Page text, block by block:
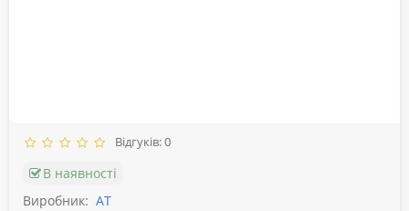
Відгуків: 0
В наявності
Виробник: АТ